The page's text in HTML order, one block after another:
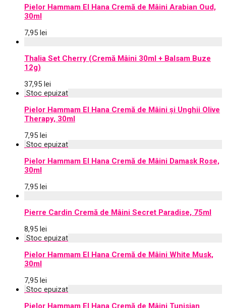
Pielor Hammam El Hana Cremă de Mâini Arabian Oud,
30ml
7,95 lei
Thalia Set Cherry (Cremă Mâini 30ml + Balsam Buze
12g)
37,95 lei
Pielor Hammam El Hana Cremă de Mâini și Unghii Olive
Therapy, 30ml
7,95 lei
Pielor Hammam El Hana Cremă de Mâini Damask Rose,
30ml
7,95 lei
Pierre Cardin Cremă de Mâini Secret Paradise, 75ml
8,95 lei
Pielor Hammam El Hana Cremă de Mâini White Musk,
30ml
7,95 lei
Pielor Hammam El Hana Cremă de Mâini Tunisian